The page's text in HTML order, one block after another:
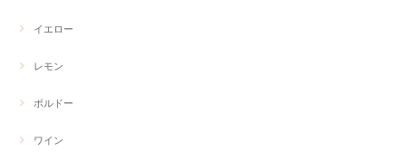
イエロー
レモン
ボルドー
ワイン